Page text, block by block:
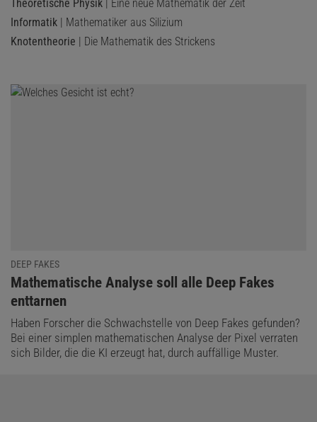
Theoretische Physik | Eine neue Mathematik der Zeit
Informatik | Mathematiker aus Silizium
Knotentheorie | Die Mathematik des Strickens
DEEP FAKES
:Mathematische Analyse soll alle Deep Fakes
enttarnen
Haben Forscher die Schwachstelle von Deep Fakes gefunden?
Bei einer simplen mathematischen Analyse der Pixel verraten
sich Bilder, die die KI erzeugt hat, durch auffällige Muster.